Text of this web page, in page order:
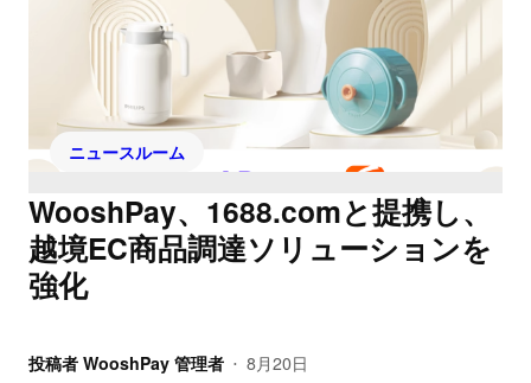
ニュースルーム
WooshPay、1688.comと提携し、
越境EC商品調達ソリューションを
強化
投稿者 WooshPay 管理者 • 8月20日